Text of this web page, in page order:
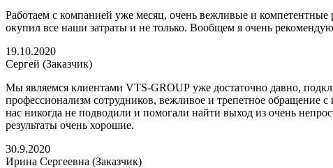
Работаем с компанией уже месяц, очень вежливые и
окупил все наши затраты и не только. Вообщем я очень
19.10.2020
Cергей (Заказчик)
Мы являемся клиентами VTS-GROUP уже достаточно давно,
профессионализм сотрудников, вежливое и трепетное обращение
нас никогда не подводили и помогали найти выход из очень
результаты очень хорошие.
30.9.2020
Ирина Сергеевна (Заказчик)